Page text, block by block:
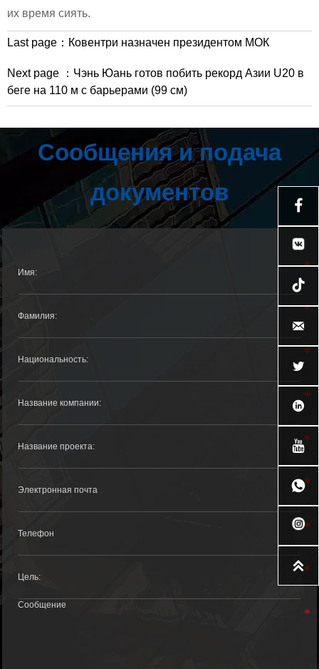
их время сиять.
Last page： Ковентри назначен президентом МОК
Next page ： Чэнь Юань готов побить рекорд Азии U20 в
беге на 110 м с барьерами (99 см)
Сообщения и подача
документов







